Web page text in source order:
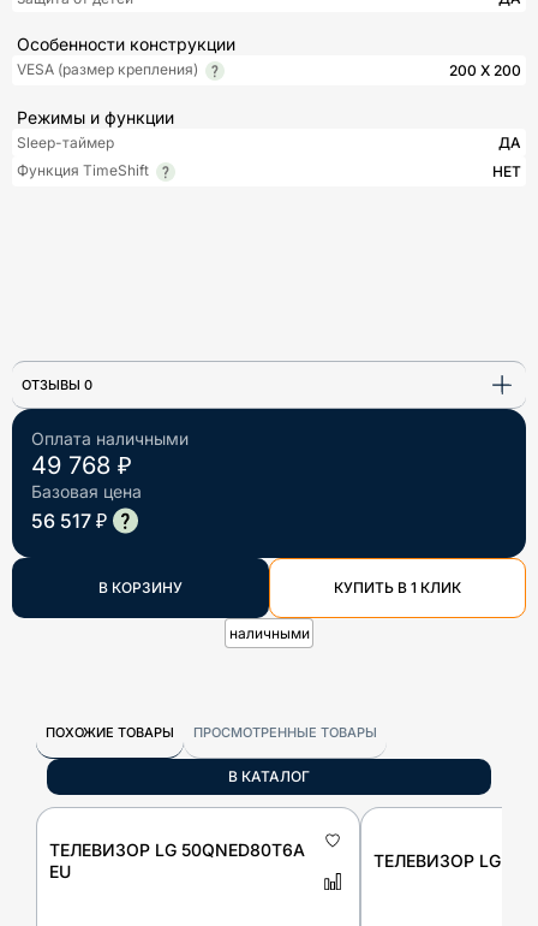
Оплата наличными
49 768 ₽
Базовая цена
56 517 ₽
В КОРЗИНУ КУПИТЬ В 1 КЛИК
наличными
Особенности конструкции
VESA (размер крепления) 200 X 200
Режимы и функции
Sleep-таймер
ДА
Функция TimeShift
НЕТ
ОТЗЫВЫ 0
ПОХОЖИЕ ТОВАРЫ ПРОСМОТРЕННЫЕ ТОВАРЫ
В КАТАЛОГ
ТЕЛЕВИЗОР LG 50QNED80T6A
EU
ТЕЛЕВИЗОР LG